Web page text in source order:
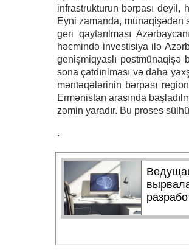
infrastrukturun bərpası deyil,
Eyni zamanda, münaqişədən
geri qaytarılması
həcmində investisiya ilə
genişmiqyaslı postmünaqişə
sona çatdırılması və daha
məntəqələrinin bərpası
Ermənistan arasında
zəmin yaradır. Bu proses
.